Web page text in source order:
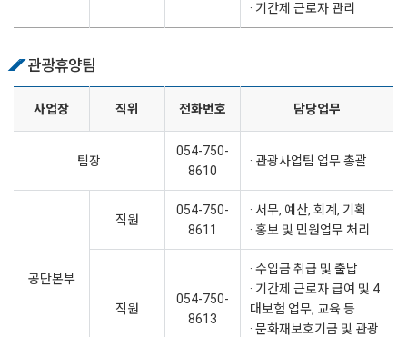
· 기간제 근로자 관리
관광휴양팀
사업장 직위 전화번호 담당업무
팀장
054-750-
8610
· 관광사업팀 업무 총괄
공단본부
직원
054-750-
8611
· 서무, 예산, 회계, 기획
· 홍보 및 민원업무 처리
직원
054-750-
8613
· 수입금 취급 및 출납
· 기간제 근로자 급여 및 4
대보험 업무, 교육 등
· 문화재보호기금 및 관광